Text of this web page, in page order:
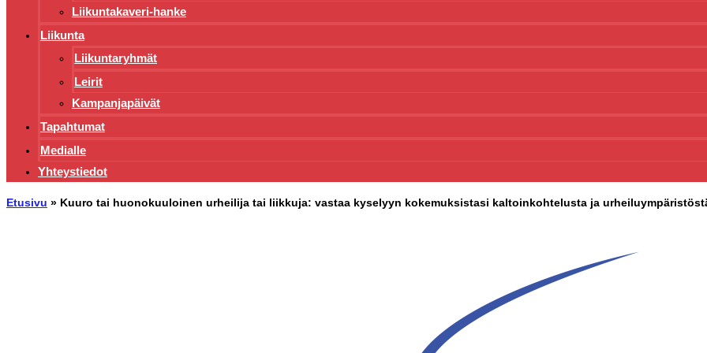
Liikuntakaveri-hanke
Liikunta
Liikuntaryhmät
Leirit
Kampanjapäivät
Tapahtumat
Medialle
Yhteystiedot
Etusivu » Kuuro tai huonokuuloinen urheilija tai liikkuja: vastaa kyselyyn kokemuksistasi kaltoinkohtelusta ja